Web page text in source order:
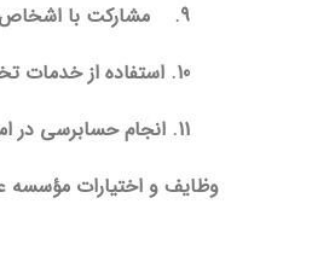
9.
مشارکت با اشخاص
10. استفاده از خدمات تخصصی و حرفه‌ای اشخاص و مؤسسات ذیصلاح عضو جوامع حرفه‌ای در زمینه‌های مرتبط با موضوع فعالیت‌های مؤسسه
11. انجام حسابرسی در امور بیمه و تهیه دستورالعمل‌های لازم برای تطبیق و اجرای مقررات و بخشنامه‌های سازمان تامین اجتماعی در حسابرسی و عملیات مالی واحدها
وظایف و اختیارات مؤسسه